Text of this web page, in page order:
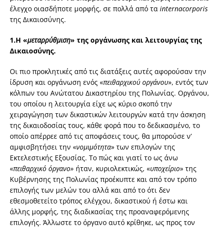
έλεγχο οιασδήποτε μορφής, σε πολλά από τα internacorporis
της Δικαιοσύνης.
1.Η «μεταρρύθμιση» της οργάνωσης και λειτουργίας της
Δικαιοσύνης.
Οι πιο προκλητικές από τις διατάξεις αυτές αφορούσαν την
ίδρυση και οργάνωση ενός «πειθαρχικού οργάνου», εντός των
κόλπων του Ανώτατου Δικαστηρίου της Πολωνίας. Οργάνου,
του οποίου η λειτουργία είχε ως κύριο σκοπό την
χειραγώγηση των δικαστικών λειτουργών κατά την άσκηση
της δικαιοδοσίας τους, κάθε φορά που το δεδικασμένο, το
οποίο απέρρεε από τις αποφάσεις τους, θα μπορούσε ν’
αμφισβητήσει την «νομιμότητα» των επιλογών της
Εκτελεστικής Εξουσίας. Το πώς και γιατί το ως άνω
«πειθαρχικό όργανο» ήταν, κυριολεκτικώς, «υποχείριο» της
Κυβέρνησης της Πολωνίας προέκυπτε και από τον τρόπο
επιλογής των μελών του αλλά και από το ότι δεν
εθεσμοθετείτο τρόπος ελέγχου, δικαστικού ή έστω και
άλλης μορφής, της διαδικασίας της προαναφερόμενης
επιλογής. Άλλωστε το όργανο αυτό κρίθηκε, ως προς τον